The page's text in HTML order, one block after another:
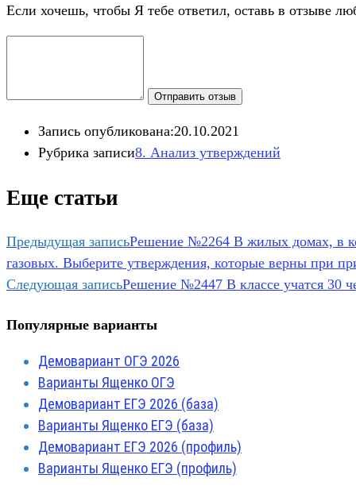
Если хочешь, чтобы Я тебе ответил, оставь в отзыве
Отправить отзыв
Запись опубликована:20.10.2021
Рубрика записи8. Анализ утверждений​
Еще статьи
Предыдущая записьРешение №2264 В жилых домах, в
газовых. Выберите утверждения, которые верны при
Следующая записьРешение №2447 В классе учатся 30
Популярные варианты
Демовариант ОГЭ 2026
Варианты Ященко ОГЭ
Демовариант ЕГЭ 2026 (база)
Варианты Ященко ЕГЭ (база)
Демовариант ЕГЭ 2026 (профиль)
Варианты Ященко ЕГЭ (профиль)